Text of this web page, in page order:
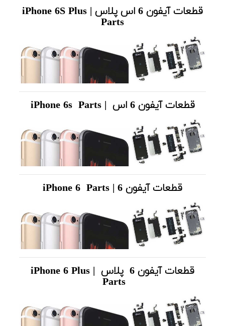
قطعات آیفون 6 اس پلاس | iPhone 6S Plus
Parts
قطعات آیفون 6 اس | iPhone 6s Parts
قطعات آیفون 6 | iPhone 6 Parts
قطعات آیفون 6 پلاس | iPhone 6 Plus
Parts